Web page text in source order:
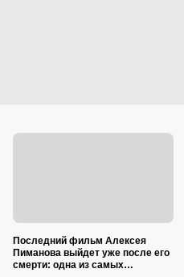
Последний фильм Алексея
Пиманова выйдет уже после его
смерти: одна из самых